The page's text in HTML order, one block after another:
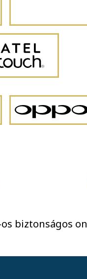
os biztonságos